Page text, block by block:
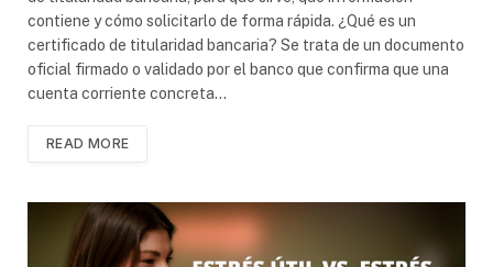
contiene y cómo solicitarlo de forma rápida. ¿Qué es un
certificado de titularidad bancaria? Se trata de un documento
oficial firmado o validado por el banco que confirma que una
cuenta corriente concreta…
READ MORE